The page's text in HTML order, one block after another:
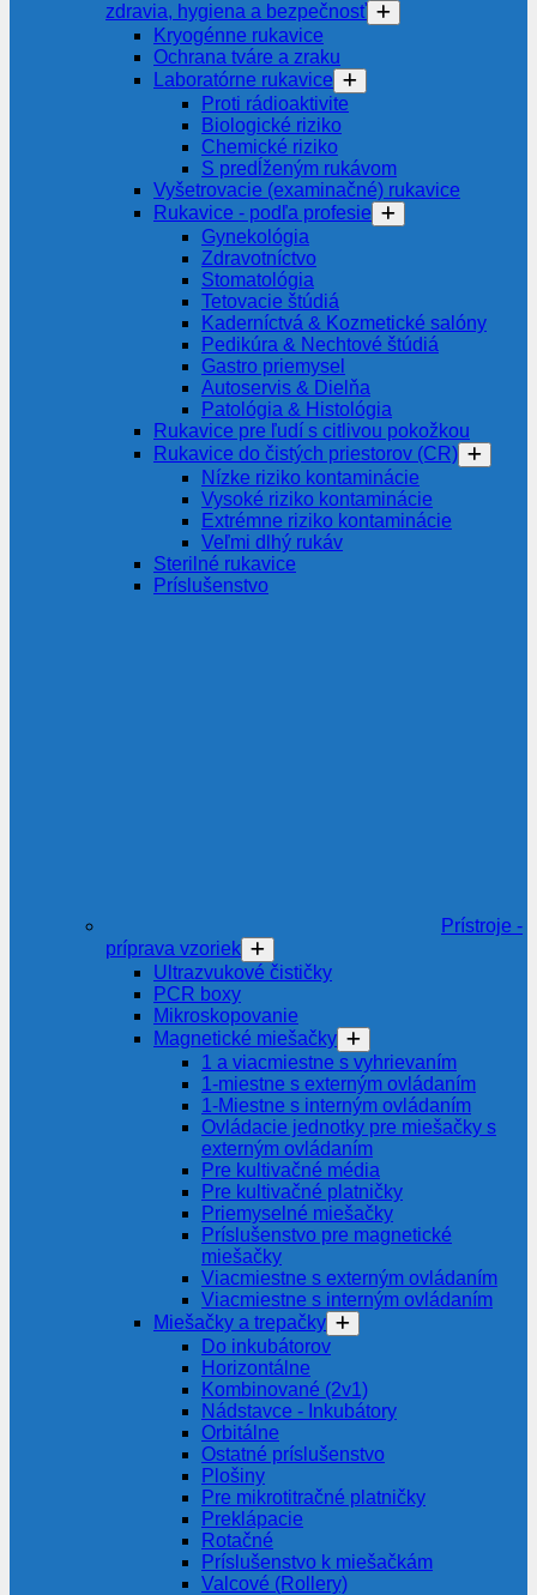
zdravia, hygiena a bezpečnosť
Kryogénne rukavice
Ochrana tváre a zraku
Laboratórne rukavice
Proti rádioaktivite
Biologické riziko
Chemické riziko
S predĺženým rukávom
Vyšetrovacie (examinačné) rukavice
Rukavice - podľa profesie
Gynekológia
Zdravotníctvo
Stomatológia
Tetovacie štúdiá
Kaderníctvá & Kozmetické salóny
Pedikúra & Nechtové štúdiá
Gastro priemysel
Autoservis & Dielňa
Patológia & Histológia
Rukavice pre ľudí s citlivou pokožkou
Rukavice do čistých priestorov (CR)
Nízke riziko kontaminácie
Vysoké riziko kontaminácie
Extrémne riziko kontaminácie
Veľmi dlhý rukáv
Sterilné rukavice
Príslušenstvo
Prístroje -
príprava vzoriek
Ultrazvukové čističky
PCR boxy
Mikroskopovanie
Magnetické miešačky
1 a viacmiestne s vyhrievaním
1-miestne s externým ovládaním
1-Miestne s interným ovládaním
Ovládacie jednotky pre miešačky s
externým ovládaním
Pre kultivačné média
Pre kultivačné platničky
Priemyselné miešačky
Príslušenstvo pre magnetické
miešačky
Viacmiestne s externým ovládaním
Viacmiestne s interným ovládaním
Miešačky a trepačky
Do inkubátorov
Horizontálne
Kombinované (2v1)
Nádstavce - Inkubátory
Orbitálne
Ostatné príslušenstvo
Plošiny
Pre mikrotitračné platničky
Preklápacie
Rotačné
Príslušenstvo k miešačkám
Valcové (Rollery)